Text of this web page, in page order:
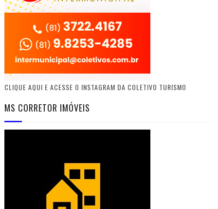
CLIQUE AQUI E ACESSE O INSTAGRAM DA COLETIVO TURISMO
MS CORRETOR IMÓVEIS